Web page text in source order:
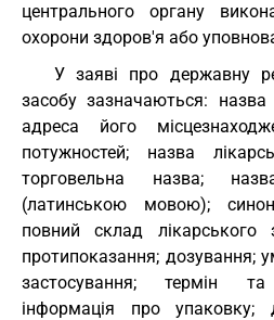
центрального органу
охорони здоров'я або
У заяві про державну
засобу зазначаються:
адреса його
потужностей; назва
торговельна назва;
(латинською мовою);
повний склад лікарського
протипоказання; дозування;
застосування; термін
інформація про упаковку;